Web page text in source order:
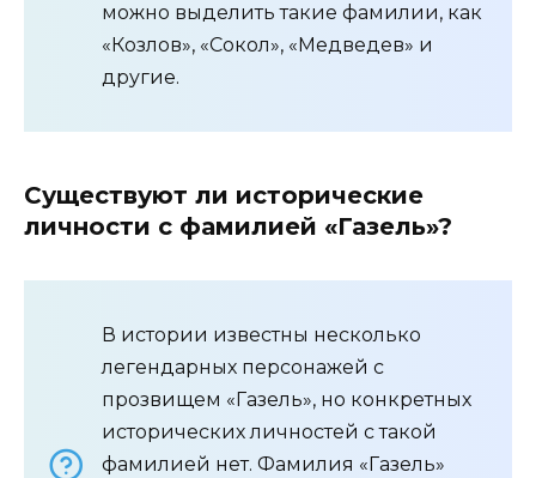
можно выделить такие фамилии, как
«Козлов», «Сокол», «Медведев» и
другие.
Существуют ли исторические
личности с фамилией «Газель»?
В истории известны несколько
легендарных персонажей с
прозвищем «Газель», но конкретных
исторических личностей с такой
фамилией нет. Фамилия «Газель»